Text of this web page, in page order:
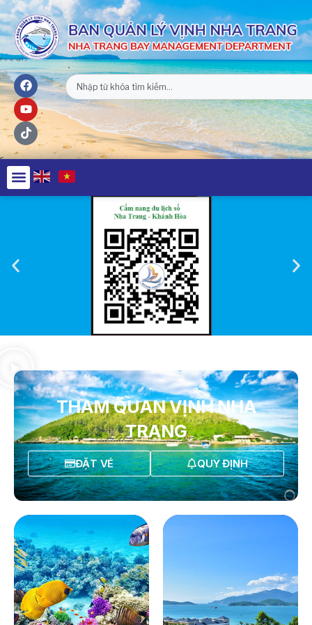
THAM QUAN VỊNH NHA
TRANG
ĐẶT VÉ QUY ĐỊNH